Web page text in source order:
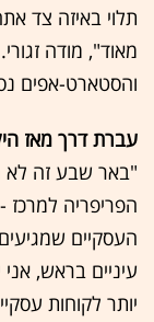
תלוי באיזה צד
מאוד", מודה
והסטארט-אפים
עברת דרך מאז
"באר שבע זה לא
הפריפריה
העסקיים
עיניים בראש,
יותר לקוחות